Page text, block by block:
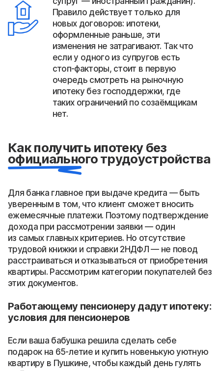
Правило действует только для
новых договоров: ипотеки,
оформленные раньше, эти
изменения не затрагивают. Так что
если у одного из супругов есть
стоп-факторы, стоит в первую
очередь смотреть на рыночную
ипотеку без господдержки, где
таких ограничений по созаёмщикам
нет.
Как получить ипотеку без
официального трудоустройства
Для банка главное при выдаче кредита — быть
уверенным в том, что клиент сможет вносить
ежемесячные платежи. Поэтому подтверждение
дохода при рассмотрении заявки — один
из самых главных критериев. Но отсутствие
трудовой книжки и справки 2НДФЛ — не повод
расстраиваться и отказываться от приобретения
квартиры. Рассмотрим категории покупателей без
этих документов.
Работающему пенсионеру дадут ипотеку:
условия для пенсионеров
Если ваша бабушка решила сделать себе
подарок на 65-летие и купить новенькую уютную
квартиру в Пушкине, чтобы каждый день гулять